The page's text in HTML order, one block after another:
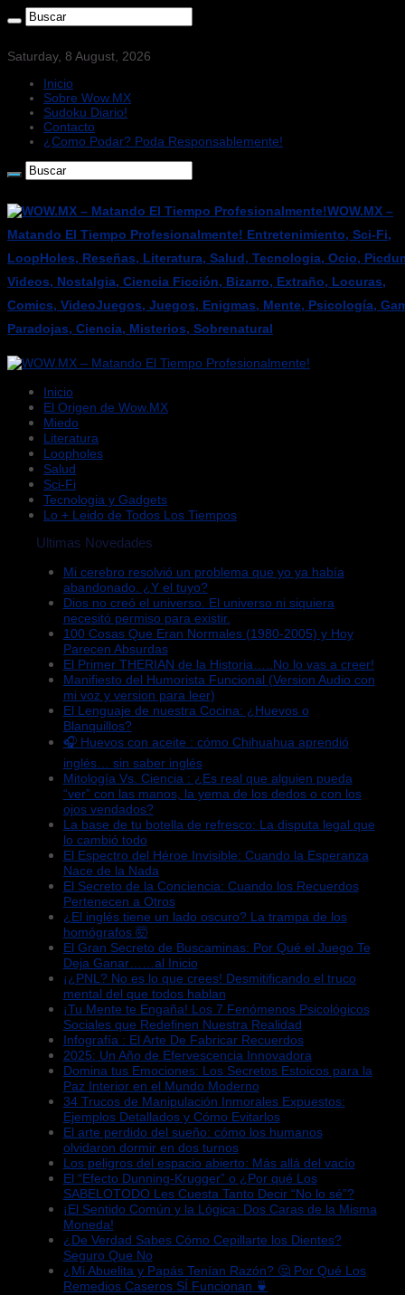
Saturday, 8 August, 2026
Inicio
Sobre Wow.MX
Sudoku Diario!
Contacto
¿Como Podar? Poda Responsablemente!
WOW.MX –
Matando El Tiempo Profesionalmente! Entretenimiento, Sci-Fi,
LoopHoles, Reseñas, Literatura, Salud, Tecnologia, Ocio,
Videos, Nostalgia, Ciencia Ficción, Bizarro, Extraño, Locuras,
Comics, VideoJuegos, Juegos, Enigmas, Mente, Psicología,
Paradojas, Ciencia, Misterios, Sobrenatural
Inicio
El Origen de Wow.MX
Miedo
Literatura
Loopholes
Salud
Sci-Fi
Tecnologia y Gadgets
Lo + Leido de Todos Los Tiempos
Ultimas Novedades
Mi cerebro resolvió un problema que yo ya había
abandonado. ¿Y el tuyo?
Dios no creó el universo. El universo ni siquiera
necesitó permiso para existir.
100 Cosas Que Eran Normales (1980-2005) y Hoy
Parecen Absurdas
El Primer THERIAN de la Historia…..No lo vas a creer!
Manifiesto del Humorista Funcional (Version Audio con
mi voz y version para leer)
El Lenguaje de nuestra Cocina: ¿Huevos o
Blanquillos?
🎧 Huevos con aceite : cómo Chihuahua aprendió
inglés… sin saber inglés
Mitología Vs. Ciencia : ¿Es real que alguien pueda
“ver” con las manos, la yema de los dedos o con los
ojos vendados?
La base de tu botella de refresco: La disputa legal que
lo cambió todo
El Espectro del Héroe Invisible: Cuando la Esperanza
Nace de la Nada
El Secreto de la Conciencia: Cuando los Recuerdos
Pertenecen a Otros
¿El inglés tiene un lado oscuro? La trampa de los
homógrafos 🤯
El Gran Secreto de Buscaminas: Por Qué el Juego Te
Deja Ganar……al Inicio
¡¿PNL? No es lo que crees! Desmitificando el truco
mental del que todos hablan
¡Tu Mente te Engaña! Los 7 Fenómenos Psicológicos
Sociales que Redefinen Nuestra Realidad
Infografía : El Arte De Fabricar Recuerdos
2025: Un Año de Efervescencia Innovadora
Domina tus Emociones: Los Secretos Estoicos para la
Paz Interior en el Mundo Moderno
34 Trucos de Manipulación Inmorales Expuestos:
Ejemplos Detallados y Cómo Evitarlos
El arte perdido del sueño: cómo los humanos
olvidaron dormir en dos turnos
Los peligros del espacio abierto: Más allá del vacío
El “Efecto Dunning-Krugger” o ¿Por qué Los
SABELOTODO Les Cuesta Tanto Decir “No lo sé”?
¡El Sentido Común y la Lógica: Dos Caras de la Misma
Moneda!
¿De Verdad Sabes Cómo Cepillarte los Dientes?
Seguro Que No
¿Mi Abuelita y Papás Tenían Razón? 🤔 Por Qué Los
Remedios Caseros SÍ Funcionan 🍵